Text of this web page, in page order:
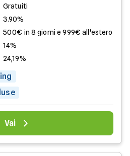
Gratuiti
3.90%
500€ in 8 giorni e 999€ all'estero
14%
24,19%
Vai